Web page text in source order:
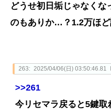
どうせ初日垢じゃなくな
のもありか…？1.2万ほ
263: 2025/04/06(日) 03:50:46.81
>>261
今リセマラ戻ると5鍵